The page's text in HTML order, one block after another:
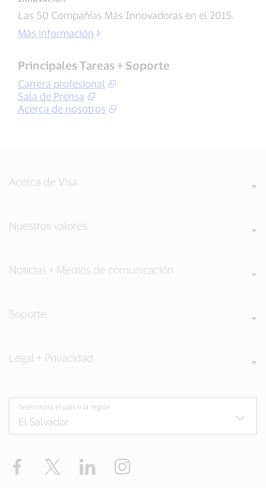
Las 50 Compañías Más Innovadoras en el 2015.
Más información
Principales Tareas + Soporte
Carrera profesional
Sala de Prensa
Acerca de nosotros
Acerca de Visa
Nuestros valores
Noticias + Medios de comunicación
Soporte
Legal + Privacidad
Selecciona el país o la región
Facebook Twitter LinkedIn